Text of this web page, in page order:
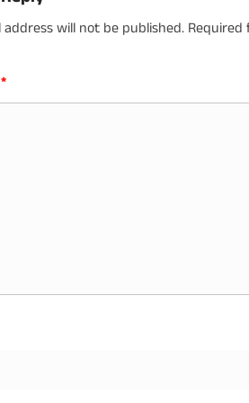
address will not be published. Required
*